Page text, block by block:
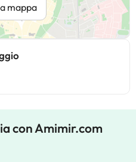
mappa
con Amimir.com